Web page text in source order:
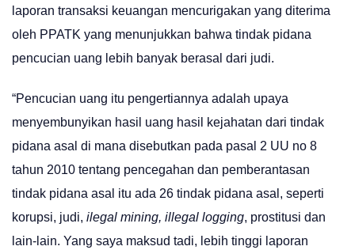
laporan transaksi keuangan mencurigakan yang diterima
oleh PPATK yang menunjukkan bahwa tindak pidana
pencucian uang lebih banyak berasal dari judi.
“Pencucian uang itu pengertiannya adalah upaya
menyembunyikan hasil uang hasil kejahatan dari tindak
pidana asal di mana disebutkan pada pasal 2 UU no 8
tahun 2010 tentang pencegahan dan pemberantasan
tindak pidana asal itu ada 26 tindak pidana asal, seperti
korupsi, judi, ilegal mining, illegal logging, prostitusi dan
lain-lain. Yang saya maksud tadi, lebih tinggi laporan